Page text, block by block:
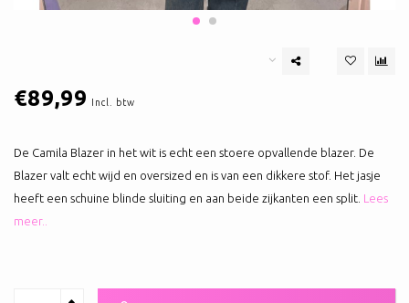
€89,99 Incl. btw
De Camila Blazer in het wit is echt een stoere opvallende blazer. De
Blazer valt echt wijd en oversized en is van een dikkere stof. Het jasje
heeft een schuine blinde sluiting en aan beide zijkanten een split. Lees
meer..